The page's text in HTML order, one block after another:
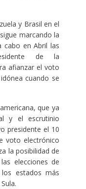
y Brasil en el
marcando la
cabo en Abril las
de la
afianzar el voto
cuando se
que ya
y el escrutinio
presidente el 10
voto electrónico
la posibilidad de
elecciones de
estados más